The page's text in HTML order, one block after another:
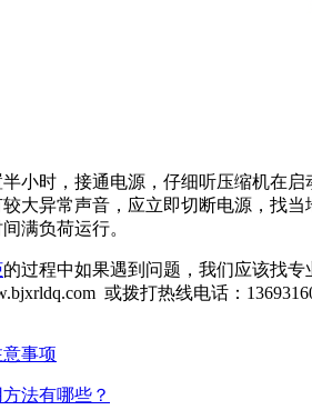
时，接通电源，仔细听压缩机在启
大异常声音，应立即切断电源，找当
满负荷运行。
的过程中如果遇到问题，我们应该找
或拨打热线电话：
事项
法有哪些？